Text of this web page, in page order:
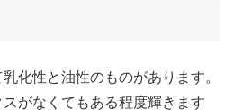
化性と油性のものがあります。
がなくてもある程度輝きます